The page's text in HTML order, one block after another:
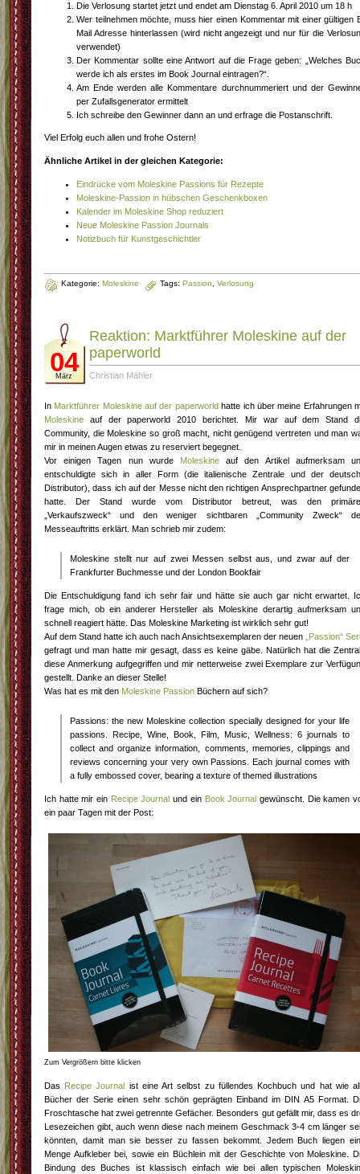
Die Verlosung startet jetzt und endet am Dienstag 6. April 2010 um 18 h
Wer teilnehmen möchte, muss hier einen Kommentar mit einer gültigen
Mail Adresse hinterlassen (wird nicht angezeigt und nur für die
verwendet)
Der Kommentar sollte eine Antwort auf die Frage geben: „Welches
werde ich als erstes im Book Journal eintragen?“.
Am Ende werden alle Kommentare durchnummeriert und der
per Zufallsgenerator ermittelt
Ich schreibe den Gewinner dann an und erfrage die Postanschrift.
Viel Erfolg euch allen und frohe Ostern!
Ähnliche Artikel in der gleichen Kategorie:
Eindrücke vom Moleskine Passions für Rezepte
Moleskine-Passion in hübschen Geschenkboxen
Kalender im Moleskine Shop reduziert
Neue Moleskine Passion Journals
Notizbuch für Kunstgeschichtler
Kategorie: Moleskine Tags: Passion Verlosung
04
März
Reaktion: Marktführer Moleskine auf der
paperworld
Christian Mähler
In Marktführer Moleskine auf der paperworldhatte ich über meine Erfahrungen
Moleskine auf der paperworld 2010 berichtet. Mir war auf dem Stand
Community, die Moleskine so groß macht, nicht genügend vertreten und man
mir in meinen Augen etwas zu reserviert begegnet.
Vor einigen Tagen nun wurde Moleskine auf den Artikel aufmerksam
entschuldigte sich in aller Form (die italienische Zentrale und der
Distributor), dass ich auf der Messe nicht den richtigen Ansprechpartner
hatte. Der Stand wurde vom Distributor betreut, was den
„Verkaufszweck“ und den weniger sichtbaren „Community Zweck“
Messeauftritts erklärt. Man schrieb mir zudem:
Moleskine stellt nur auf zwei Messen selbst aus, und zwar auf der
Frankfurter Buchmesse und der London Bookfair
Die Entschuldigung fand ich sehr fair und hätte sie auch gar nicht erwartet.
frage mich, ob ein anderer Hersteller als Moleskine derartig aufmerksam
schnell reagiert hätte. Das Moleskine Marketing ist wirklich sehr gut!
Auf dem Stand hatte ich auch nach Ansichtsexemplaren der neuen
„Passion“
gefragt und man hatte mir gesagt, dass es keine gäbe. Natürlich hat die
diese Anmerkung aufgegriffen und mir netterweise zwei Exemplare zur
gestellt. Danke an dieser Stelle!
Was hat es mit den Moleskine Passion Büchern auf sich?
Passions: the new Moleskine collection specially designed for your life
passions. Recipe, Wine, Book, Film, Music, Wellness: 6 journals to
collect and organize information, comments, memories, clippings and
reviews concerning your very own Passions. Each journal comes with
a fully embossed cover, bearing a texture of themed illustrations
Ich hatte mir ein Recipe Journal und ein Book Journal gewünscht. Die kamen
ein paar Tagen mit der Post:
Zum Vergrößern bitte klicken
Das Recipe Journal ist eine Art selbst zu füllendes Kochbuch und hat wie
Bücher der Serie einen sehr schön geprägten Einband im DIN A5 Format.
Froschtasche hat zwei getrennte Gefächer. Besonders gut gefällt mir, dass es
Lesezeichen gibt, auch wenn diese nach meinem Geschmack 3-4 cm länger
könnten, damit man sie besser zu fassen bekommt. Jedem Buch liegen
Menge Aufkleber bei, sowie ein Büchlein mit der Geschichte von Moleskine.
Bindung des Buches ist klassisch einfach wie bei allen typischen